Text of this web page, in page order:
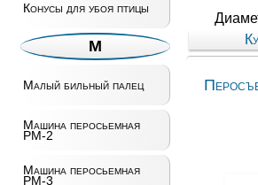
Конусы для убоя птицы
М
Малый бильный палец
Машина перосьемная
РМ-2
Машина перосьемная
РМ-3